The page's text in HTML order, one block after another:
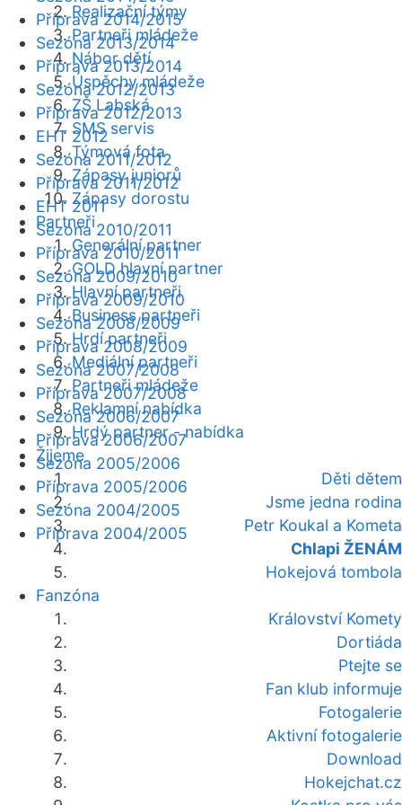
Realizační týmy
Partneři mládeže
Nábor dětí
Úspěchy mládeže
ZŠ Labská
SMS servis
Týmová fota
Zápasy juniorů
Zápasy dorostu
Partneři
Generální partner
GOLD hlavní partner
Hlavní partneři
Business partneři
Hrdí partneři
Mediální partneři
Partneři mládeže
Reklamní nabídka
Hrdý partner - nabídka
Žijeme
Děti dětem
Jsme jedna rodina
Petr Koukal a Kometa
Chlapi ŽENÁM
Hokejová tombola
Fanzóna
Království Komety
Dortiáda
Ptejte se
Fan klub informuje
Fotogalerie
Aktivní fotogalerie
Download
Hokejchat.cz
Příprava 2014/2015
Sezóna 2013/2014
Příprava 2013/2014
Sezóna 2012/2013
Příprava 2012/2013
EHT 2012
Sezóna 2011/2012
Příprava 2011/2012
EHT 2011
Sezóna 2010/2011
Příprava 2010/2011
Sezóna 2009/2010
Příprava 2009/2010
Sezóna 2008/2009
Příprava 2008/2009
Sezóna 2007/2008
Příprava 2007/2008
Sezóna 2006/2007
Příprava 2006/2007
Sezóna 2005/2006
Příprava 2005/2006
Sezóna 2004/2005
Příprava 2004/2005